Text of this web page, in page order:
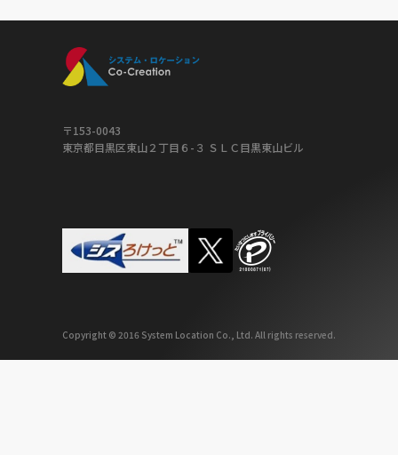
〒153-0043
東京都目黒区東山２丁目６-３ ＳＬＣ目黒東山ビル
Copyright © 2016 System Location Co., Ltd. All rights reserved.